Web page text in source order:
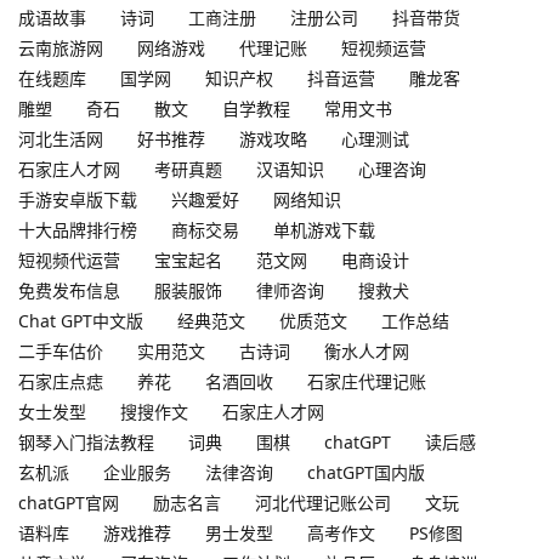
成语故事
诗词 工商注册 注册公司
抖音带货
云南旅游网
网络游戏 代理记账
短视频运营
在线题库
国学网 知识产权 抖音运营
雕龙客
雕塑
奇石 散文 自学教程
常用文书
河北生活网
好书推荐 游戏攻略
心理测试
石家庄人才网
考研真题 汉语知识
心理咨询
手游安卓版下载
兴趣爱好
网络知识
十大品牌排行榜
商标交易
单机游戏下载
短视频代运营
宝宝起名 范文网
电商设计
免费发布信息
服装服饰 律师咨询
搜救犬
Chat GPT中文版
经典范文 优质范文
工作总结
二手车估价
实用范文 古诗词
衡水人才网
石家庄点痣
养花 名酒回收
石家庄代理记账
女士发型
搜搜作文
石家庄人才网
钢琴入门指法教程
词典 围棋 chatGPT
读后感
玄机派
企业服务 法律咨询
chatGPT国内版
chatGPT官网
励志名言 河北代理记账公司
文玩
语料库
游戏推荐 男士发型 高考作文
PS修图